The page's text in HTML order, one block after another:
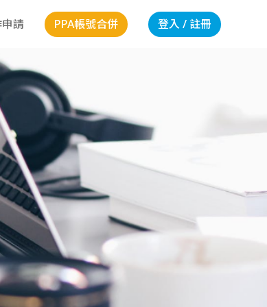
請 PPA帳號合併 登入 / 註冊